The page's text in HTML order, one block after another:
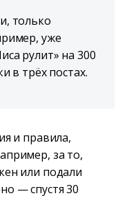
только
уже
рулит» на 300
в трёх постах.
и правила,
за то,
или подали
— спустя 30